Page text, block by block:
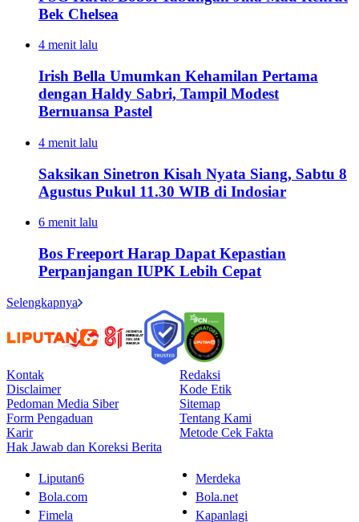
Bek Chelsea
4 menit lalu
Irish Bella Umumkan Kehamilan Pertama
dengan Haldy Sabri, Tampil Modest
Bernuansa Pastel
4 menit lalu
Saksikan Sinetron Kisah Nyata Siang, Sabtu 8
Agustus Pukul 11.30 WIB di Indosiar
6 menit lalu
Bos Freeport Harap Dapat Kepastian
Perpanjangan IUPK Lebih Cepat
Selengkapnya
Kontak
Redaksi
Disclaimer
Kode Etik
Pedoman Media Siber
Sitemap
Form Pengaduan
Tentang Kami
Karir
Metode Cek Fakta
Hak Jawab dan Koreksi Berita
Liputan6
Merdeka
Bola.com
Bola.net
Fimela
Kapanlagi